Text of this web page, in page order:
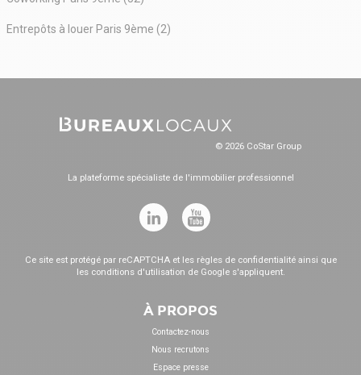
Entrepôts à louer Paris 9ème (2)
© 2026 CoStar Group
La plateforme spécialiste de l'immobilier professionnel
Ce site est protégé par reCAPTCHA et les règles de confidentialitéainsi que
les conditions d'utilisation de Google s'appliquent.
À PROPOS
Contactez-nous
Nous recrutons
Espace presse